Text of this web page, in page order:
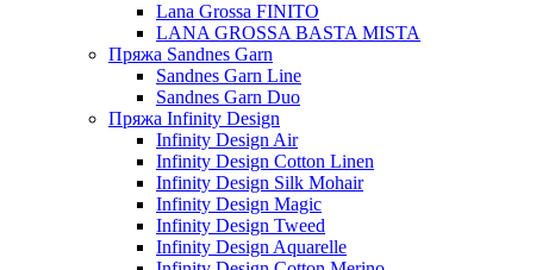
Lana Grossa FINITO
LANA GROSSA BASTA MISTA
Пряжа Sandnes Garn
Sandnes Garn Line
Sandnes Garn Duo
Пряжа Infinity Design
Infinity Design Air
Infinity Design Cotton Linen
Infinity Design Silk Mohair
Infinity Design Magic
Infinity Design Tweed
Infinity Design Aquarelle